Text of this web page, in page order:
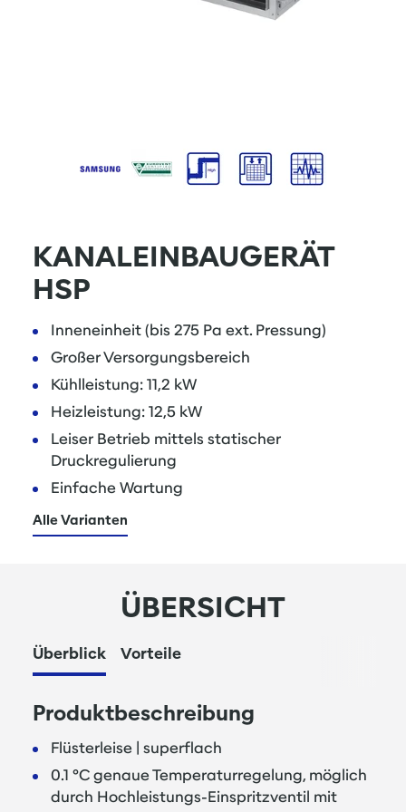
KANALEINBAUGERÄT
HSP
Inneneinheit (bis 275 Pa ext. Pressung)
Großer Versorgungsbereich
Kühlleistung: 11,2 kW
Heizleistung: 12,5 kW
Leiser Betrieb mittels statischer
Druckregulierung
Einfache Wartung
Alle Varianten
ÜBERSICHT
Überblick Vorteile
Produktbeschreibung
Flüsterleise | superflach
0.1 °C genaue Temperaturregelung, möglich
durch Hochleistungs-Einspritzventil mit